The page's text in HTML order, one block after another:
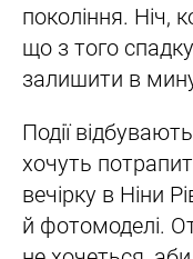
покоління. Ніч,
що з того
залишити в
Події
хочуть
вечірку в Ніни
й фотомоделі. От